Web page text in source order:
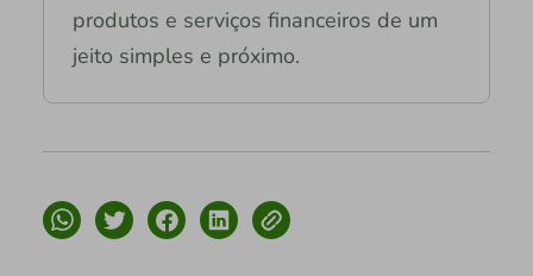
produtos e serviços financeiros de um
jeito simples e próximo.